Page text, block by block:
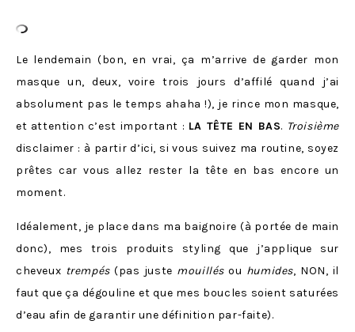
Le lendemain (bon, en vrai, ça m’arrive de garder mon
masque un, deux, voire trois jours d’affilé quand j’ai
absolument pas le temps ahaha !), je rince mon masque,
et attention c’est important : LA TÊTE EN BAS. Troisième
disclaimer : à partir d’ici, si vous suivez ma routine, soyez
prêtes car vous allez rester la tête en bas encore un
moment.
Idéalement, je place dans ma baignoire (à portée de main
donc), mes trois produits styling que j’applique sur
cheveux trempés(pas juste mouillés ou humides, NON, il
faut que ça dégouline et que mes boucles soient saturées
d’eau afin de garantir une définition par-faite).